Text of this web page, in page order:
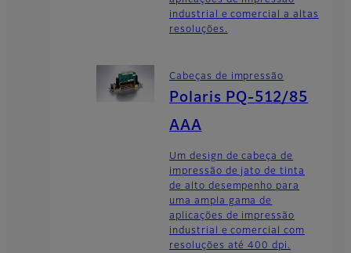
industrial e comercial a altas
resoluções.
Cabeças de impressão
Polaris PQ-512/85
AAA
Um design de cabeça de
impressão de jato de tinta
de alto desempenho para
uma ampla gama de
aplicações de impressão
industrial e comercial com
resoluções até 400 dpi.